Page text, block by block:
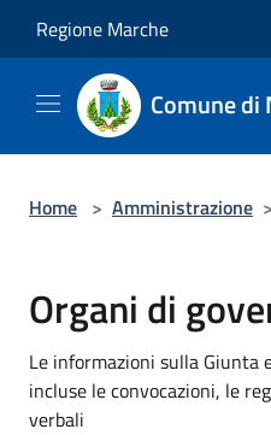
Regione Marche
Comune
Home > Amministrazione >
Organi di
Le informazioni sulla Giunta
incluse le convocazioni, le
verbali